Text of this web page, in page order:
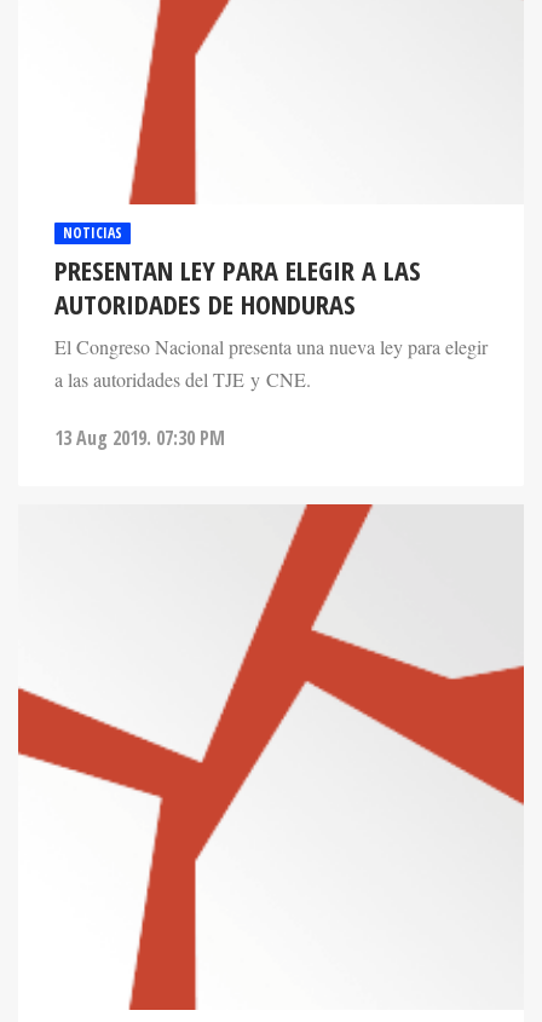
NOTICIAS
PRESENTAN LEY PARA ELEGIR A LAS
AUTORIDADES DE HONDURAS
El Congreso Nacional presenta una nueva ley para elegir
a las autoridades del TJE y CNE.
13 Aug 2019. 07:30 PM